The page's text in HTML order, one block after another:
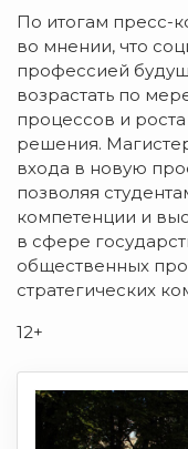
По итогам пресс-
во мнении, что
профессией
возрастать по
процессов и
решения.
входа в новую
позволяя
компетенции и
в сфере
общественных
стратегических
12+